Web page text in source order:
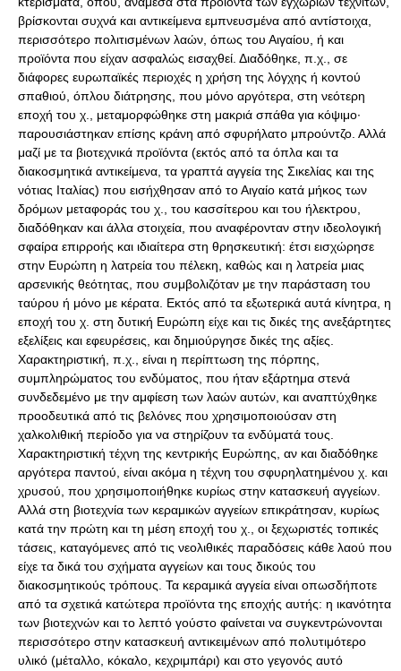
βρίσκονται συχνά και αντικείμενα εμπνευσμένα από αντίστοιχα,
περισσότερο πολιτισμένων λαών, όπως του Αιγαίου, ή και
προϊόντα που είχαν ασφαλώς εισαχθεί. Διαδόθηκε, π.χ., σε
διάφορες ευρωπαϊκές περιοχές η χρήση της λόγχης ή κοντού
σπαθιού, όπλου διάτρησης, που μόνο αργότερα, στη νεότερη
εποχή του χ., μεταμορφώθηκε στη μακριά σπάθα για κόψιμο·
παρουσιάστηκαν επίσης κράνη από σφυρήλατο μπρούντζο. Αλλά
μαζί με τα βιοτεχνικά προϊόντα (εκτός από τα όπλα και τα
διακοσμητικά αντικείμενα, τα γραπτά αγγεία της Σικελίας και της
νότιας Ιταλίας) που εισήχθησαν από το Αιγαίο κατά μήκος των
δρόμων μεταφοράς του χ., του κασσίτερου και του ήλεκτρου,
διαδόθηκαν και άλλα στοιχεία, που αναφέρονταν στην ιδεολογική
σφαίρα επιρροής και ιδιαίτερα στη θρησκευτική: έτσι εισχώρησε
στην Ευρώπη η λατρεία του πέλεκη, καθώς και η λατρεία μιας
αρσενικής θεότητας, που συμβολιζόταν με την παράσταση του
ταύρου ή μόνο με κέρατα. Εκτός από τα εξωτερικά αυτά κίνητρα, η
εποχή του χ. στη δυτική Ευρώπη είχε και τις δικές της ανεξάρτητες
εξελίξεις και εφευρέσεις, και δημιούργησε δικές της αξίες.
Χαρακτηριστική, π.χ., είναι η περίπτωση της πόρπης,
συμπληρώματος του ενδύματος, που ήταν εξάρτημα στενά
συνδεδεμένο με την αμφίεση των λαών αυτών, και αναπτύχθηκε
προοδευτικά από τις βελόνες που χρησιμοποιούσαν στη
χαλκολιθική περίοδο για να στηρίζουν τα ενδύματά τους.
Χαρακτηριστική τέχνη της κεντρικής Ευρώπης, αν και διαδόθηκε
αργότερα παντού, είναι ακόμα η τέχνη του σφυρηλατημένου χ. και
χρυσού, που χρησιμοποιήθηκε κυρίως στην κατασκευή αγγείων.
Αλλά στη βιοτεχνία των κεραμικών αγγείων επικράτησαν, κυρίως
κατά την πρώτη και τη μέση εποχή του χ., οι ξεχωριστές τοπικές
τάσεις, καταγόμενες από τις νεολιθικές παραδόσεις κάθε λαού που
είχε τα δικά του σχήματα αγγείων και τους δικούς του
διακοσμητικούς τρόπους. Τα κεραμικά αγγεία είναι οπωσδήποτε
από τα σχετικά κατώτερα προϊόντα της εποχής αυτής: η ικανότητα
των βιοτεχνών και το λεπτό γούστο φαίνεται να συγκεντρώνονται
περισσότερο στην κατασκευή αντικειμένων από πολυτιμότερο
υλικό (μέταλλο, κόκαλο, κεχριμπάρι) και στο γεγονός αυτό